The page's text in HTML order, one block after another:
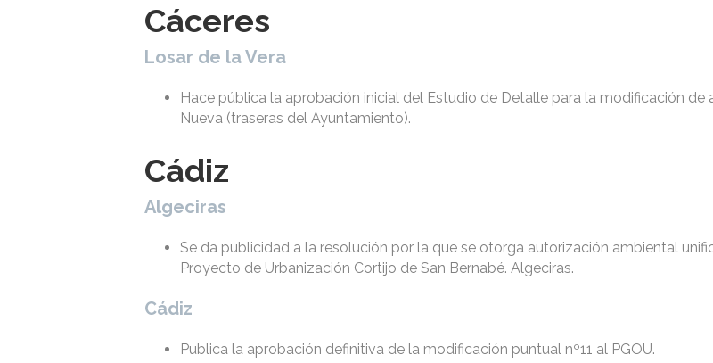
Cáceres
Losar de la Vera
Hace pública la aprobación inicial del Estudio de Detalle para la modificación de
Nueva (traseras del Ayuntamiento).
Cádiz
Algeciras
Se da publicidad a la resolución por la que se otorga autorización ambiental
Proyecto de Urbanización Cortijo de San Bernabé. Algeciras.
Cádiz
Publica la aprobación definitiva de la modificación puntual nº11 al PGOU.